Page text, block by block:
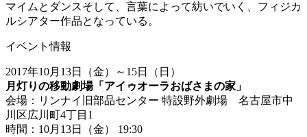
マイムとダンスそして、言葉によって紡いでいく、フィジカ
ルシアター作品となっている。
イベント情報
2017年10月13日（金）～15日（日）
月灯りの移動劇場「アイゥオーラおばさまの家」
会場：リンナイ旧部品センター 特設野外劇場 名古屋市中
川区広川町4丁目1
時間： 10月 13日（金）
19:30